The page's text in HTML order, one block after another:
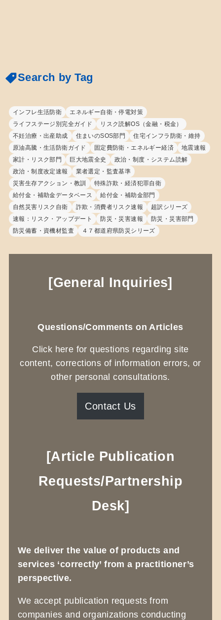
Search by Tag
インフレ生活防衛
エネルギー自衛・停電対策
ライフステージ別完全ガイド
リスク読解OS（金融・税金）
不妊治療・出産助成
住まいのSOS部門
住宅インフラ防衛・維持
原油高騰・生活防衛ガイド
固定費防衛・エネルギー経済
地震速報
家計・リスク部門
巨大地震全史
政治・制度・システム読解
政治・制度改定速報
業者選定・監査基準
災害生存アクション・教訓
特殊詐欺・経済犯罪自衛
給付金・補助金データベース
給付金・補助金部門
自然災害リスク自衛
詐欺・消費者リスク速報
超訳シリーズ
速報：リスク・アップデート
防災・災害速報
防災・災害部門
防災備蓄・資機材監査
４７都道府県防災シリーズ
[General Inquiries]
Questions/Comments on Articles
Click here for questions regarding site
content, corrections of information errors, or
other personal consultations.
Contact Us
[Article Publication
Requests/Partnership
Desk]
We deliver the value of products and
services ‘correctly’ from a practitioner’s
perspective.
We accept publication requests from
companies and organizations conducting